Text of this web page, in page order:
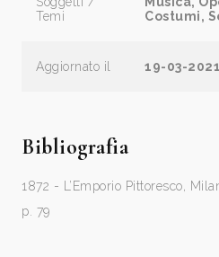
Temi
Costumi,
Aggiornato il 19-03-2021
Bibliografia
1872 - L’Emporio Pittoresco,
p. 79